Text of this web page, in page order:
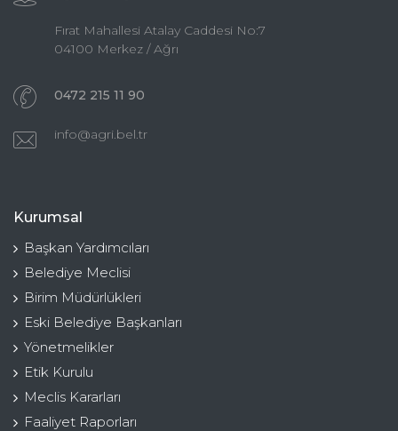
Fırat Mahallesi Atalay Caddesi No:7
04100 Merkez / Ağrı
0472 215 11 90
info@agri.bel.tr
Kurumsal
Başkan Yardımcıları
Belediye Meclisi
Birim Müdürlükleri
Eski Belediye Başkanları
Yönetmelikler
Etik Kurulu
Meclis Kararları
Faaliyet Raporları